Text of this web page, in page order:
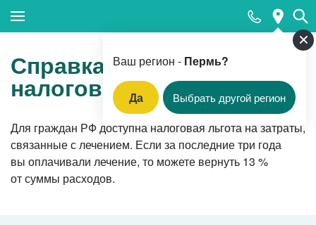
Ваш регион - Пермь?
Да Выбрать другой регион
Популярные запросы
Прием педиатра
МРТ
Справка для получения
налогового вычета
Для граждан РФ доступна налоговая льгота на затраты,
связанные с лечением. Если за последние три года
вы оплачивали лечение, то можете вернуть 13 %
от суммы расходов.